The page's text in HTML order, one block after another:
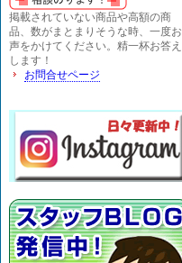
掲載されていない商品や高額の商
品、数がまとまりそうな時、一度お
声をかけてください。精一杯お答え
します！
お問合せページ